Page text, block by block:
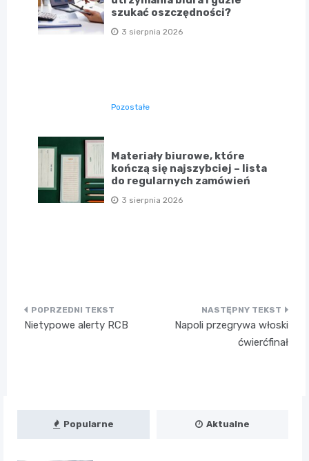
szukać oszczędności?
3 sierpnia 2026
Pozostałe
Materiały biurowe, które
kończą się najszybciej – lista
do regularnych zamówień
3 sierpnia 2026
Nawigacja
Nietypowe alerty RCB
Napoli przegrywa włoski
ćwierćfinał
Popularne Aktualne